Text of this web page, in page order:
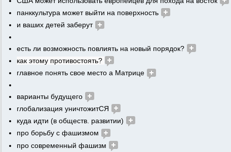
панккультура может выйти на поверхность
и ваших детей заберут
есть ли возможность повлиять на новый порядок?
как этому противостоять?
главное понять свое место а Матрице
варианты будущего
глобализация уничтожитСЯ
куда идти (в обществ. развитии)
про борьбу с фашизмом
про современный фашизм